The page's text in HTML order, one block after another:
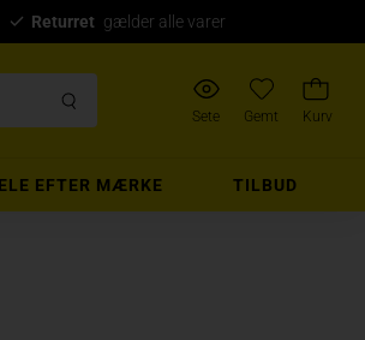
Returret gælder alle varer
Sete Gemt Kurv
EFTER MÆRKE TILBUD